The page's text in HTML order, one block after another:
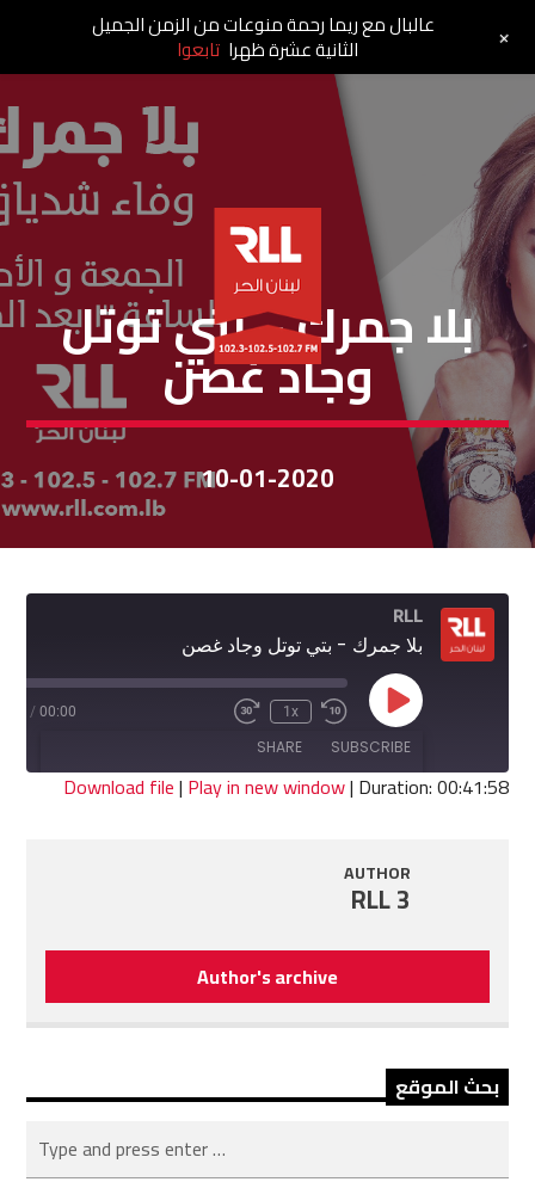
بلا جمرك
بلا جمرك – بتي توتل
وجاد غصن
10-01-2020
RLL
بلا جمرك - بتي توتل وجاد غصن
Play
Episode
Rewind
10
Seconds
1x
Fast
seconds
00:00
/
SUBSCRIBE
SHARE
Download file| Play in new window| Duration: 00:41:58
AUTHOR
RLL 3
Author's archive
بحث الموقع
عالبال مع ريما رحمة منوعات من الزمن الجميل
الثانية عشرة ظهرا تابعوا +